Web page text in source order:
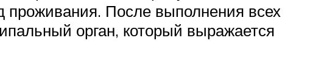
проживания. После выполнения всех
орган, который выражается